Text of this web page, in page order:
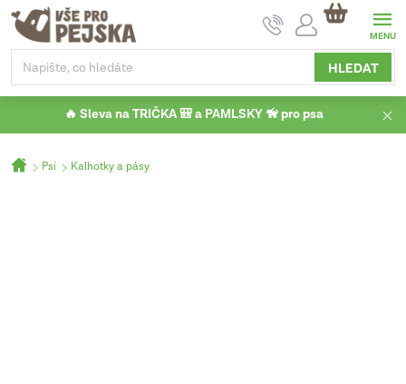
Přejít
obsah
HLEDAT
NÁKUPNÍ
KOŠÍK
🔥 Sleva na TRIČKA 🎒 a PAMLSKY 🦮 pro psa
Domů
Psi Kalhotky a pásy